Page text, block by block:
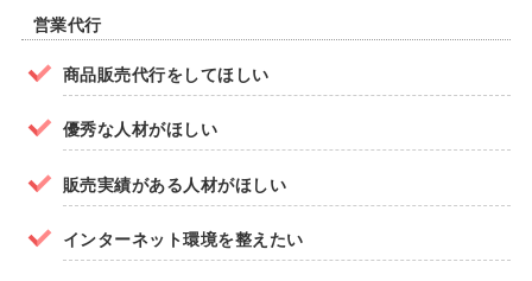
営業代行
商品販売代行をしてほしい
優秀な人材がほしい
販売実績がある人材がほしい
インターネット環境を整えたい